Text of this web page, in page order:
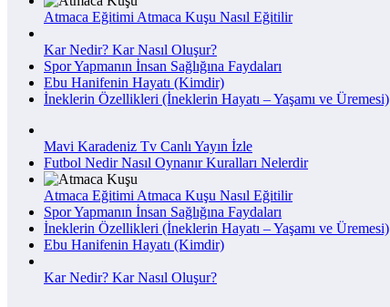
Atmaca Eğitimi Atmaca Kuşu Nasıl Eğitilir
Kar Nedir? Kar Nasıl Oluşur?
Spor Yapmanın İnsan Sağlığına Faydaları
Ebu Hanifenin Hayatı (Kimdir)
İneklerin Özellikleri (İneklerin Hayatı – Yaşamı ve Üremesi)
Mavi Karadeniz Tv Canlı Yayın İzle
Futbol Nedir Nasıl Oynanır Kuralları Nelerdir
Atmaca Eğitimi Atmaca Kuşu Nasıl Eğitilir
Spor Yapmanın İnsan Sağlığına Faydaları
İneklerin Özellikleri (İneklerin Hayatı – Yaşamı ve Üremesi)
Ebu Hanifenin Hayatı (Kimdir)
Kar Nedir? Kar Nasıl Oluşur?